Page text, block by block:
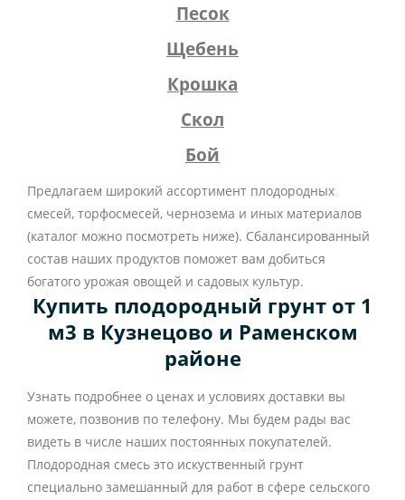
Песок
Щебень
Крошка
Скол
Бой
Предлагаем широкий ассортимент плодородных
смесей, торфосмесей, чернозема и иных материалов
(каталог можно посмотреть ниже). Сбалансированный
состав наших продуктов поможет вам добиться
богатого урожая овощей и садовых культур.
Купить плодородный грунт от 1
м3 в Кузнецово и Раменском
районе
Узнать подробнее о ценах и условиях доставки вы
можете, позвонив по телефону. Мы будем рады вас
видеть в числе наших постоянных покупателей.
Плодородная смесь это искуственный грунт
специально замешанный для работ в сфере сельского